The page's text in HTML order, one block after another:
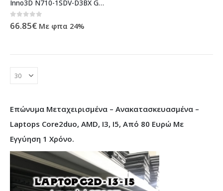
Inno3D N710-1SDV-D3BX GeForce GT 710 1GB GDDR3 graphics card N710-1SDV-D3BX
0out of 5
66.85€ Με φπα 24%
Επώνυμα Μεταχειρισμένα – Ανακατασκευασμένα –
Laptops Core2duo, AMD, I3, I5, Από 80 Ευρώ Με
Εγγύηση 1 Χρόνο.